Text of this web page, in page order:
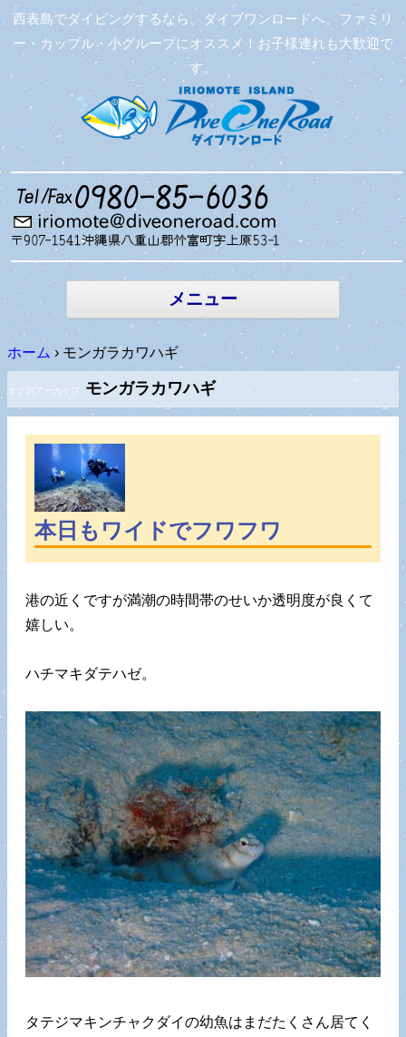
西表島でダイビングするなら、ダイブワンロードへ。ファミリ
ー・カップル・小グループにオススメ！お子様連れも大歓迎で
す。
メニュー
コンテン
ホーム › モンガラカワハギ
タグ別アーカイブ: モンガラカワハギ
本日もワイドでフワフワ
港の近くですが満潮の時間帯のせいか透明度が良くて
嬉しい。
ハチマキダテハゼ。
タテジマキンチャクダイの幼魚はまだたくさん居てく